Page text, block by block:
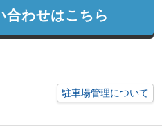
合わせはこちら
駐車場管理について